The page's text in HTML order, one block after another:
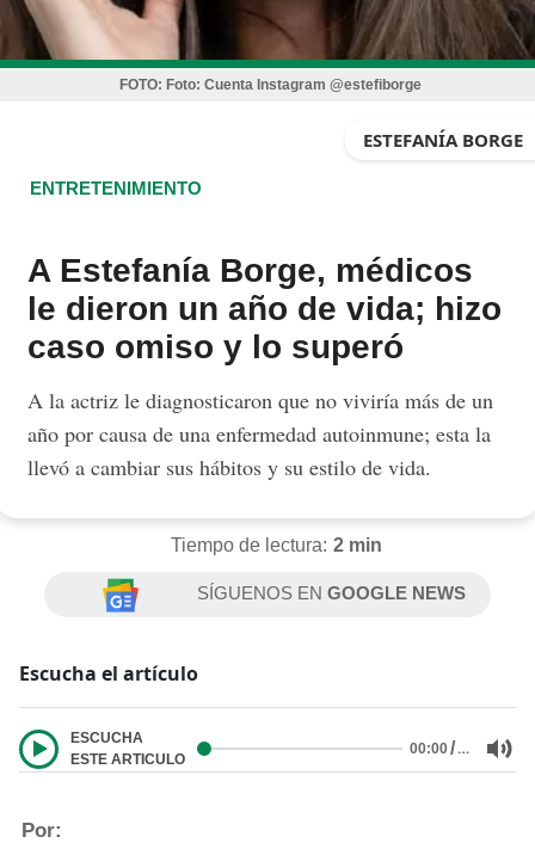
FOTO: Foto: Cuenta Instagram @estefiborge
ESTEFANÍA BORGE
ENTRETENIMIENTO
A Estefanía Borge, médicos
le dieron un año de vida; hizo
caso omiso y lo superó
A la actriz le diagnosticaron que no viviría más de un
año por causa de una enfermedad autoinmune; esta la
llevó a cambiar sus hábitos y su estilo de vida.
Tiempo de lectura: 2 min
SÍGUENOS ENGOOGLE NEWS
Escucha el artículo
ESCUCHA
ESTE ARTICULO
00:00/…
Por: